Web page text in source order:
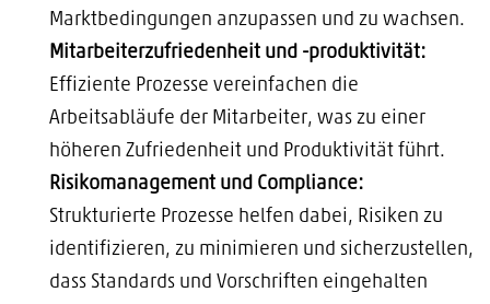
Marktbedingungen anzupassen und zu wachsen.
Mitarbeiterzufriedenheit und -produktivität:
Effiziente Prozesse vereinfachen die
Arbeitsabläufe der Mitarbeiter, was zu einer
höheren Zufriedenheit und Produktivität führt.
Risikomanagement und Compliance:
Strukturierte Prozesse helfen dabei, Risiken zu
identifizieren, zu minimieren und sicherzustellen,
dass Standards und Vorschriften eingehalten